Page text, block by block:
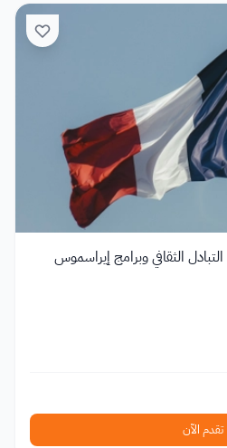
الثقافي وبرامج إيراسموس
تقدم الآن